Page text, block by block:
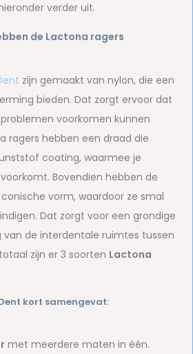
verder uit.
de Lactona ragers
zijn gemaakt van nylon, die een
bieden. Dat zorgt ervoor dat
voorkomen kunnen
ragers hebben een draad die
coating, waarmee je
Bovendien hebben de
vorm, waardoor ze smal
Dat zorgt voor een grondige
van de interdentale ruimtes tussen
zijn er 3 soorten Lactona
kort samengevat:
met meerdere maten in één.